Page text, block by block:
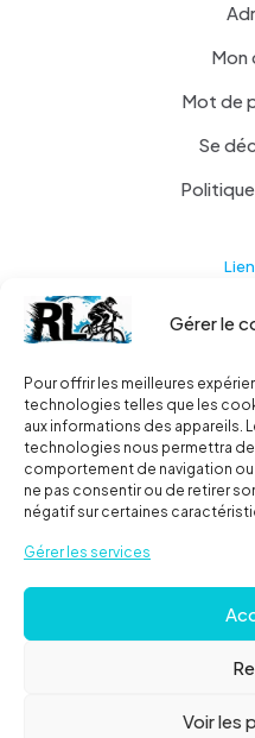
Gérer le
Pour offrir les meilleures
technologies telles que les
aux informations des appareils.
technologies nous permettra
comportement de navigation ou
ne pas consentir ou de retirer
négatif sur certaines
Gérer les services
Voir les
Mon
Mot de
Se
A
Roues libres| Tous